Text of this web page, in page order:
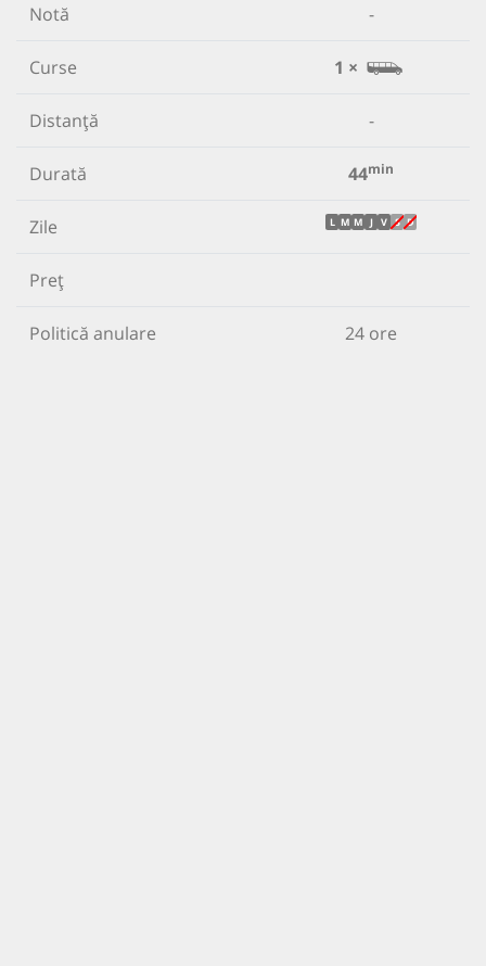
Notă -
Curse 1 ×
Distanță -
Durată 44min
Zile L M M J V S D
Preț
Politică anulare 24 ore